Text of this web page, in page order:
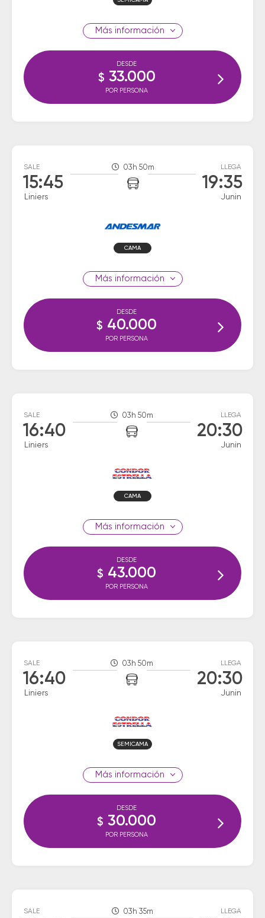
información
DESDE
$ 33.000
POR PERSONA
SALE
15:45
Liniers
03h 50m LLEGA
19:35
Junin
CAMA
información
DESDE
$ 40.000
POR PERSONA
SALE
16:40
Liniers
03h 50m LLEGA
20:30
Junin
CAMA
información
DESDE
$ 43.000
POR PERSONA
SALE
16:40
Liniers
03h 50m LLEGA
20:30
Junin
SEMICAMA
información
DESDE
$ 30.000
POR PERSONA
SALE 03h 35m LLEGA